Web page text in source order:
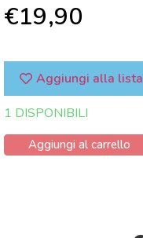
€19,90
Aggiungi alla lista
1 DISPONIBILI
Aggiungi al carrello